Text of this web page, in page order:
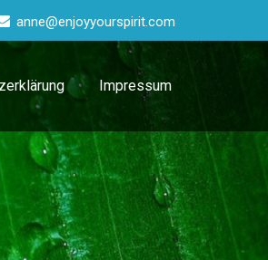
anne@enjoyyourspirit.com
Impressum